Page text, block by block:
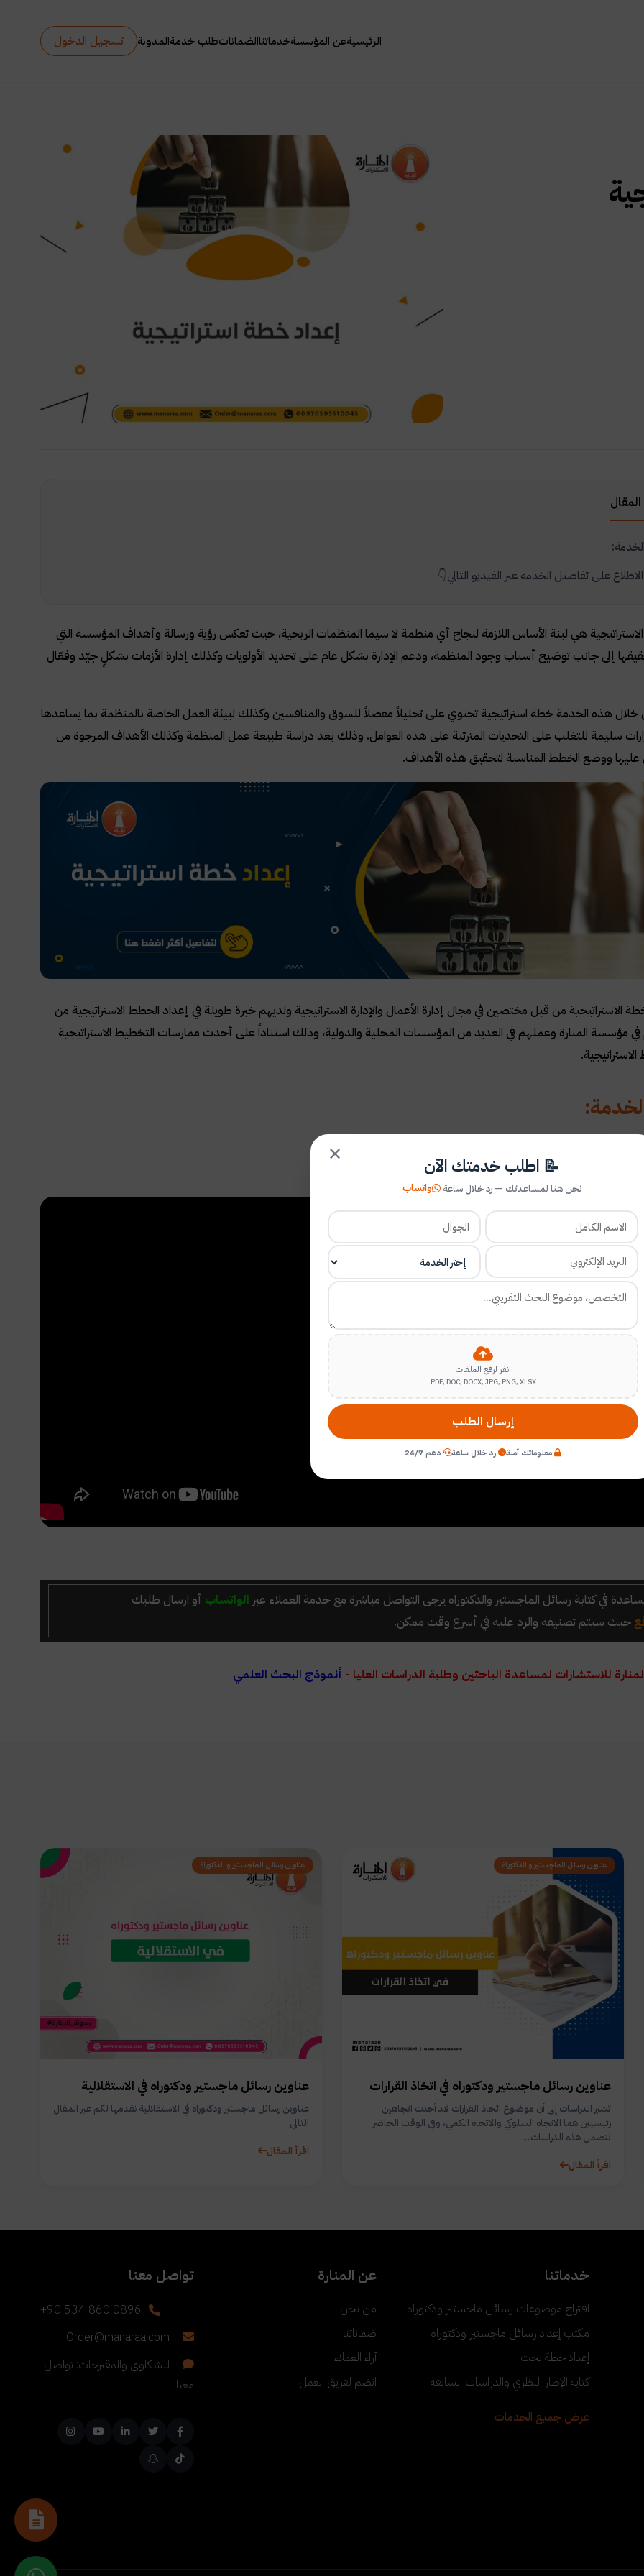
الرئيسيةعن المؤسسةخدماتناالضماناتطلب خدمةالمدونة تسجيل الدخول
على تفاصيل الخدمة عبر الفيديو التالي👇
هي لبنة الأساس اللازمة لنجاح أي منظمة لا سيما المنظمات الربحية، حيث تعكس رؤية ورسالة وأهداف المؤسسة التي
إلى جانب توضيح أسباب وجود المنظمة، ودعم الإدارة بشكل عام على تحديد الأولويات وكذلك إدارة الأزمات بشكلٍ جيّد وفعّال
هذه الخدمة خطة استراتيجية تحتوي على تحليلاً مفصلاً للسوق والمنافسين وكذلك لبيئة العمل الخاصة بالمنظمة بما يساعدها
سليمة للتغلب على التحديات المترتبة على هذه العوامل. وذلك بعد دراسة طبيعة عمل المنظمة وكذلك الأهداف المرجوة من
عليها ووضع الخطط المناسبة لتحقيق هذه الأهداف.
الاستراتيجية من قبل مختصين في مجال إدارة الأعمال والإدارة الاستراتيجية ولديهم خبرة طويلة في إعداد الخطط الاستراتيجية من
مؤسسة المنارة وعملهم في العديد من المؤسسات المحلية والدولية، وذلك استناداً على أحدث ممارسات التخطيط الاستراتيجية
على تفاصيل الخدمة عبر الفيديو التالي👇
في كتابة رسائل الماجستير والدكتوراه يرجى التواصل مباشرة مع خدمة العملاء عبر الواتساب أو ارسال طلبك
حيث سيتم تصنيفه والرد عليه في أسرع وقت ممكن.
للاستشارات لمساعدة الباحثين وطلبة الدراسات العليا - أنموذج البحث العلمي
عناوين رسائل الماجستير و الدكتوراة
عناوين رسائل ماجستير ودكتوراه في اتخاذ القرارات
تشير الدراسات إلى أن موضوع اتخاذ القرارات قد أخذت اتجاهين
رئيسيين هما الاتجاه السلوكي والاتجاه الكمي، وفي الوقت الحاضر
تتضمن هذه الدراسات...
اقرأ المقال
عناوين رسائل الماجستير و الدكتوراة
عناوين رسائل ماجستير ودكتوراه في الاستقلالية
عناوين رسائل ماجستير ودكتوراه في الاستقلالية نقدمها لكم عبر المقال
التالي
اقرأ المقال
✕
📝 اطلب خدمتك الآن
نحن هنا لمساعدتك — رد خلال ساعة واتساب
انقر لرفع الملفات
PDF, DOC, DOCX, JPG, PNG, XLSX
إرسال الطلب
معلوماتك آمنة رد خلال ساعة دعم 24/7
خدماتنا
اقتراح موضوعات رسائل ماجستير ودكتوراه
مكتب إعداد رسائل ماجستير ودكتوراه
إعداد خطة بحث
كتابة الإطار النظري والدراسات السابقة
عرض جميع الخدمات
عن المنارة
من نحن
ضماناتنا
آراء العملاء
انضم لفريق العمل
تواصل معنا
+90 534 860 0896
Order@manaraa.com
للشكاوى والمقترحات: تواصل
معنا